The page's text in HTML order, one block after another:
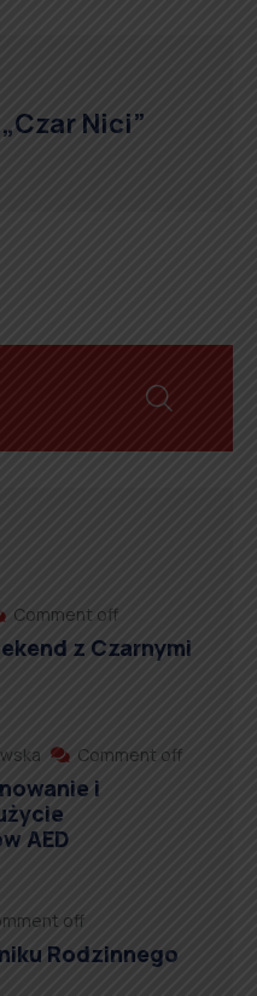
Nici”
Comment off
z Czarnymi
Comment off
i
AED
off
Rodzinnego